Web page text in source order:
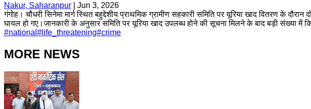
Nakur, Saharanpur
Jun 3, 2026
गंगोह। चौधरी सिनेमा मार्ग स्थित बहुद्देशीय प्राथमिक ग्रामीण सहकारी समिति पर यूरिया खाद वितरण के
घायल हो गए।जानकारी के अनुसार समिति पर यूरिया खाद उपलब्ध होने की सूचना मिलने के बाद बड़ी संख्या में
#national # life_threatening#crime
MORE NEWS